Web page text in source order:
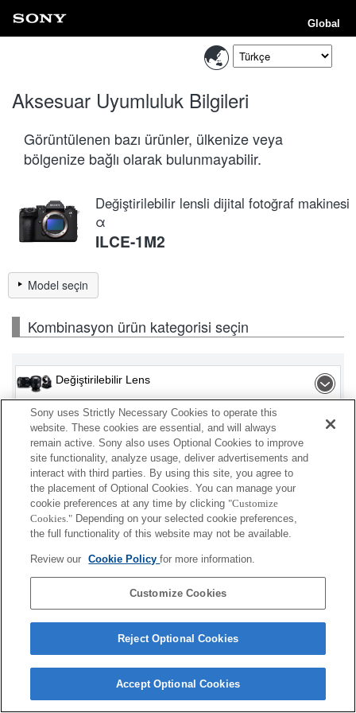
Global
Aksesuar Uyumluluk Bilgileri
Görüntülenen bazı ürünler, ülkenize veya
bölgenize bağlı olarak bulunmayabilir.
Değiştirilebilir lensli dijital fotoğraf makinesi
α
ILCE-1M2
Model seçin
Kombinasyon ürün kategorisi seçin
Değiştirilebilir Lens
Flaşlar ve Işıklar
Bellek Kartı
Güç
Aksesuarlar
Görüntülenen bazı ürünler, ülkenize veya bölgenize
bağlı olarak bulunmayabilir.
Terms of Use Contact Us Cookie Policy
Copyright 2026 Sony Corporation
Sony uses Strictly Necessary Cookies to operate this
website. These cookies are essential, and will always
remain active. Sony also uses Optional Cookies to improve
site functionality, analyze usage, deliver advertisements and
interact with third parties. By using this site, you agree to
the placement of Optional Cookies. You can manage your
cookie preferences at any time by clicking "Customize
Cookies." Depending on your selected cookie preferences,
the full functionality of this website may not be available.
Review our Cookie Policyfor more information.
Customize Cookies
Reject Optional Cookies
Accept Optional Cookies